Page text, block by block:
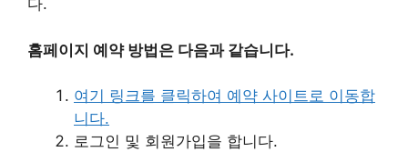
다.
홈페이지 예약 방법은 다음과 같습니다.
여기 링크를 클릭하여 예약 사이트로 이동합
니다.
로그인 및 회원가입을 합니다.